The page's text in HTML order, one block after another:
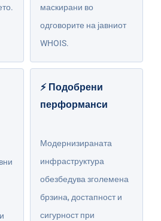
маскирани во
одговорите на јавниот
WHOIS.
⚡ Подобрени
перформанси
Модернизираната
инфраструктура
обезбедува зголемена
брзина, достапност и
сигурност при